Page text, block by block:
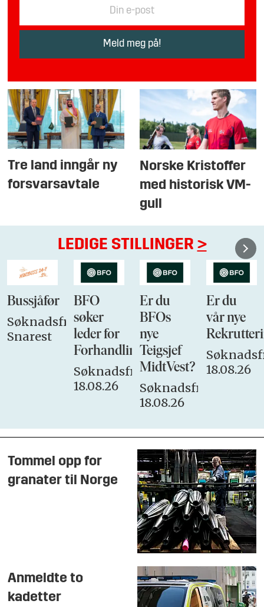
Tre land inngår ny
forsvarsavtale
Norske Kristoffer
med historisk VM-
gull
LEDIGE STILLINGER >
Bussjåfør
Søknadsfrist:
Snarest
BFO
søker
leder for
Forhandlingsutvalget
Søknadsfrist:
18.08.26
Er du
BFOs
nye
Teigsjef
MidtVest?
Søknadsfrist:
18.08.26
Er du
vår nye
18.08.26
Tommel opp for
granater til Norge
Anmeldte to
kadetter